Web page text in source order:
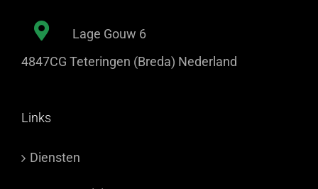
Lage Gouw 6
4847CG Teteringen (Breda) Nederland
Links
Diensten